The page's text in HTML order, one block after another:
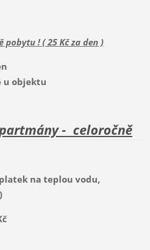
pobytu ! ( 25 Kč za den )
u objektu
- celoročně
na teplou vodu,